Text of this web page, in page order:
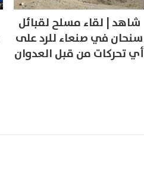
شاهد | لقاء مسلح لقبائل
سنحان في صنعاء للرد على
أي تحركات من قبل العدوان